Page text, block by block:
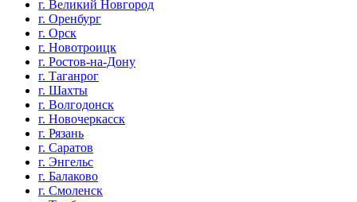
г. Великий Новгород
г. Оренбург
г. Орск
г. Новотроицк
г. Ростов-на-Дону
г. Таганрог
г. Шахты
г. Волгодонск
г. Новочеркасск
г. Рязань
г. Саратов
г. Энгельс
г. Балаково
г. Смоленск